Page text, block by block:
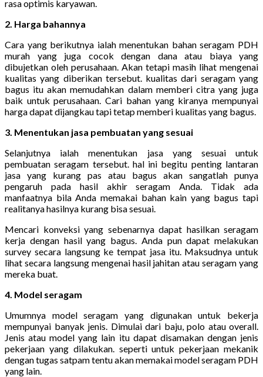
rasa optimis karyawan.
2. Harga bahannya
Cara yang berikutnya ialah menentukan bahan seragam PDH
murah yang juga cocok dengan dana atau biaya yang
dibujetkan oleh perusahaan. Akan tetapi masih lihat mengenai
kualitas yang diberikan tersebut. kualitas dari seragam yang
bagus itu akan memudahkan dalam memberi citra yang juga
baik untuk perusahaan. Cari bahan yang kiranya mempunyai
harga dapat dijangkau tapi tetap memberi kualitas yang bagus.
3. Menentukan jasa pembuatan yang sesuai
Selanjutnya ialah menentukan jasa yang sesuai untuk
pembuatan seragam tersebut. hal ini begitu penting lantaran
jasa yang kurang pas atau bagus akan sangatlah punya
pengaruh pada hasil akhir seragam Anda. Tidak ada
manfaatnya bila Anda memakai bahan kain yang bagus tapi
realitanya hasilnya kurang bisa sesuai.
Mencari konveksi yang sebenarnya dapat hasilkan seragam
kerja dengan hasil yang bagus. Anda pun dapat melakukan
survey secara langsung ke tempat jasa itu. Maksudnya untuk
lihat secara langsung mengenai hasil jahitan atau seragam yang
mereka buat.
4. Model seragam
Umumnya model seragam yang digunakan untuk bekerja
mempunyai banyak jenis. Dimulai dari baju, polo atau overall.
Jenis atau model yang lain itu dapat disamakan dengan jenis
pekerjaan yang dilakukan. seperti untuk pekerjaan mekanik
dengan tugas satpam tentu akan memakai model seragam PDH
yang lain.